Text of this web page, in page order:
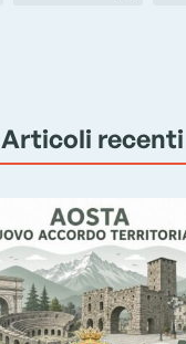
Articoli recenti